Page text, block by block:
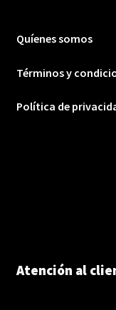
Quíenes somos
Términos y
Política de
Atención al